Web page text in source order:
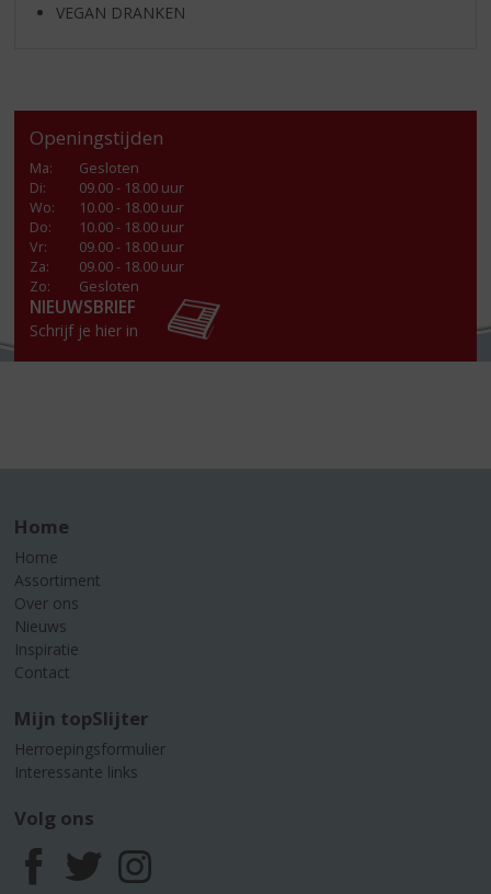
VEGAN DRANKEN
Openingstijden
Ma:
Gesloten
Di:
09.00 - 18.00 uur
Wo:
10.00 - 18.00 uur
Do:
10.00 - 18.00 uur
Vr:
09.00 - 18.00 uur
Za:
09.00 - 18.00 uur
Zo:
Gesloten
NIEUWSBRIEF
Schrijf je hier in
Home
Home
Assortiment
Over ons
Nieuws
Inspiratie
Contact
Mijn topSlijter
Herroepingsformulier
Interessante links
Volg ons
F T I